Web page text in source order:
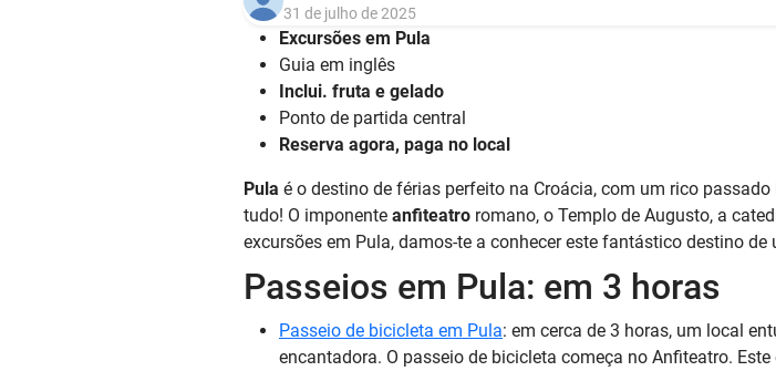
31 de julho de 2025
Excursões em Pula
Guia em inglês
Inclui. fruta e gelado
Ponto de partida central
Reserva agora, paga no local
Pula é o destino de férias perfeito na Croácia, com um rico
tudo! O imponente anfiteatro romano, o Templo de Augusto, a
excursões em Pula, damos-te a conhecer este fantástico destino
Passeios em Pula: em 3 horas
Passeio de bicicleta em Pula: em cerca de 3 horas, um local
encantadora. O passeio de bicicleta começa no Anfiteatro.